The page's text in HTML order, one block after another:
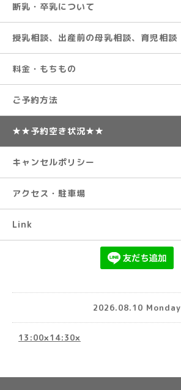
断乳・卒乳について
授乳相談、出産前の母乳相談、育児相談
料金・もちもの
ご予約方法
★★予約空き状況★★
キャンセルポリシー
アクセス・駐車場
Link
2026.08.10 Monday
13:00×14:30×